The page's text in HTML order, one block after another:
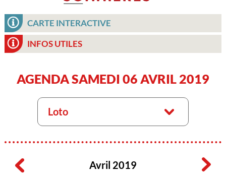
CARTE INTERACTIVE
INFOS UTILES
AGENDA SAMEDI 06 AVRIL 2019
Loto
Avril 2019